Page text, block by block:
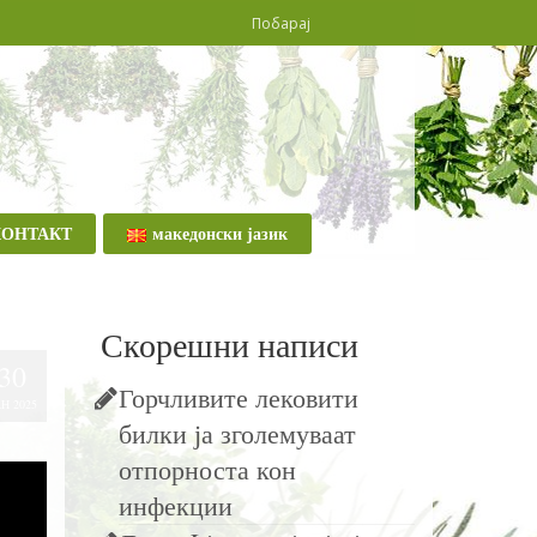
македонски јазик
Скорешни написи
Горчливите лековити
билки ја зголемуваат
отпорноста кон
инфекции